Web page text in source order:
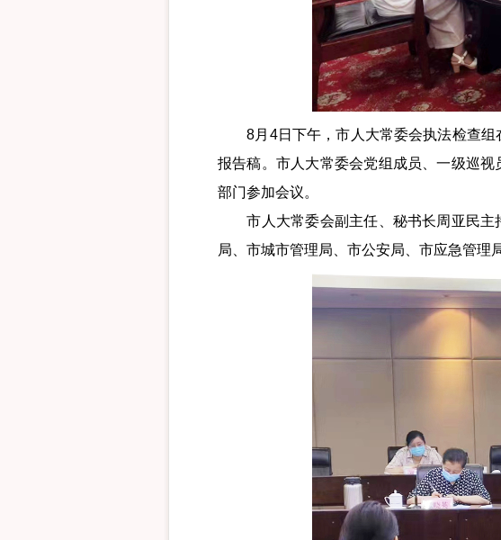
8月4日下午，市人大常委会执法检查组
报告稿。市人大常委会党组成员、一级巡
部门参加会议。
市人大常委会副主任、秘书长周亚民主
局、市城市管理局、市公安局、市应急管理